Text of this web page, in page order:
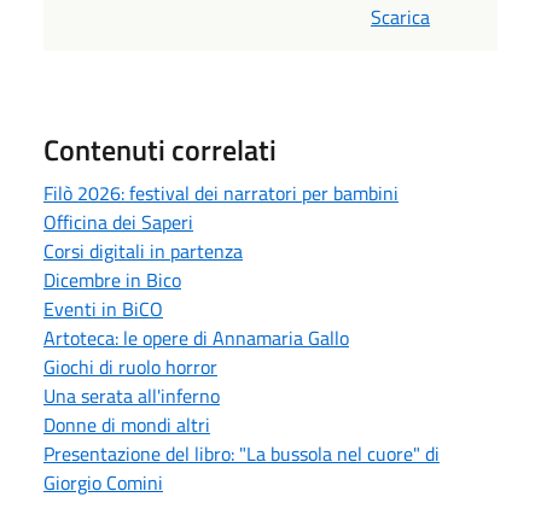
Scarica
Contenuti correlati
Filò 2026: festival dei narratori per bambini
Officina dei Saperi
Corsi digitali in partenza
Dicembre in Bico
Eventi in BiCO
Artoteca: le opere di Annamaria Gallo
Giochi di ruolo horror
Una serata all'inferno
Donne di mondi altri
Presentazione del libro: "La bussola nel cuore" di
Giorgio Comini